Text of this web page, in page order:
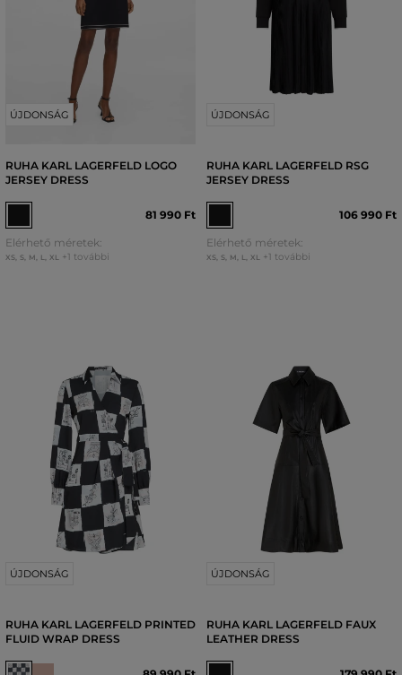
ÚJDONSÁG
RUHA KARL LAGERFELD LOGO
JERSEY DRESS
81 990 Ft
Elérhető méretek:
XS, S, M L XL +1 további
ÚJDONSÁG
RUHA KARL LAGERFELD RSG
JERSEY DRESS
106 990 Ft
Elérhető méretek:
XS, S, M L XL +1 további
ÚJDONSÁG
RUHA KARL LAGERFELD PRINTED
FLUID WRAP DRESS
ÚJDONSÁG
RUHA KARL LAGERFELD FAUX
LEATHER DRESS